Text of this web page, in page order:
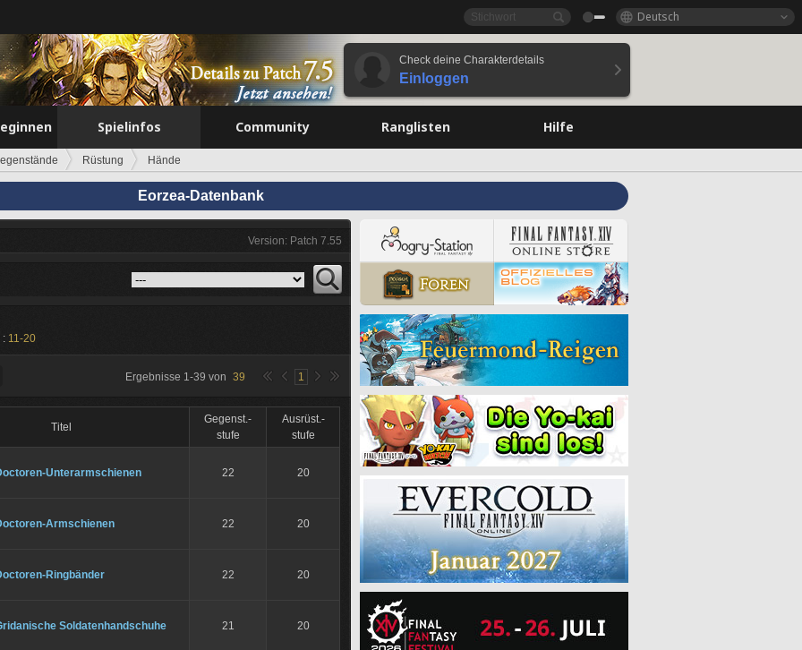
Deutsch
Check deine Charakterdetails
Einloggen
Spielinfos Community Ranglisten Hilfe
Rüstung Hände
Eorzea-Datenbank
Version: Patch 7.55
: 11-20
Ergebnisse 1-39 von 39 1
Titel
Gegenst.-
stufe
Ausrüst.-
stufe
Unterarmschienen 22 20
Armschienen 22 20
Ringbänder 22 20
Soldatenhandschuhe 21 20